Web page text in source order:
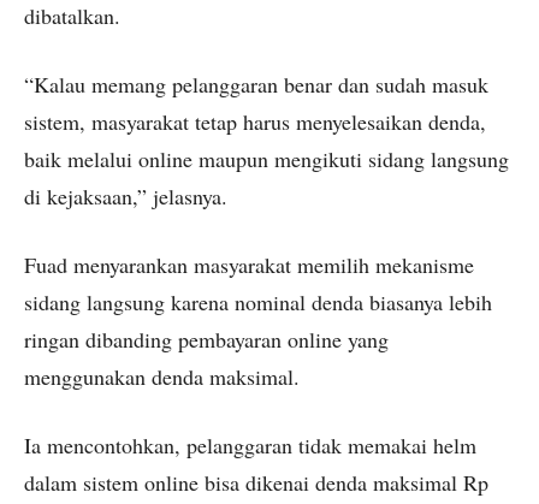
dibatalkan.
“Kalau memang pelanggaran benar dan sudah masuk
sistem, masyarakat tetap harus menyelesaikan denda,
baik melalui online maupun mengikuti sidang langsung
di kejaksaan,” jelasnya.
Fuad menyarankan masyarakat memilih mekanisme
sidang langsung karena nominal denda biasanya lebih
ringan dibanding pembayaran online yang
menggunakan denda maksimal.
Ia mencontohkan, pelanggaran tidak memakai helm
dalam sistem online bisa dikenai denda maksimal Rp